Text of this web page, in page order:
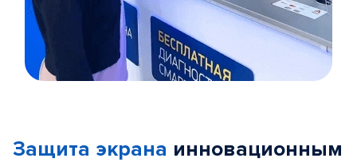
5
Защита экрана инновационным